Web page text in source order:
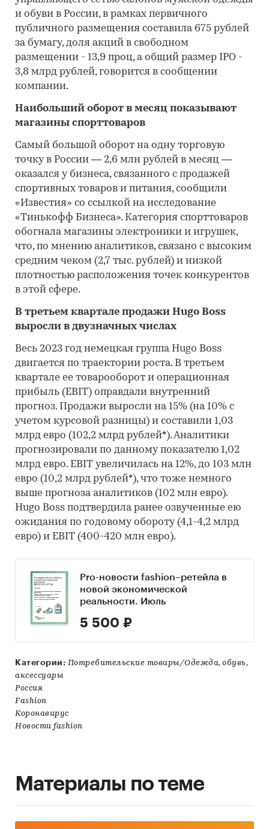
и обуви в России, в рамках первичного
публичного размещения составила 675 рублей
за бумагу, доля акций в свободном
размещении - 13,9 проц, а общий размер IPO -
3,8 млрд рублей, говорится в сообщении
компании.
Наибольший оборот в месяц показывают
магазины спорттоваров
Самый большой оборот на одну торговую
точку в России — 2,6 млн рублей в месяц —
оказался у бизнеса, связанного с продажей
спортивных товаров и питания, сообщили
«Известия» со ссылкой на исследование
«Тинькофф Бизнеса». Категория спорттоваров
обогнала магазины электроники и игрушек,
что, по мнению аналитиков, связано с высоким
средним чеком (2,7 тыс. рублей) и низкой
плотностью расположения точек конкурентов
в этой сфере.
В третьем квартале продажи Hugo Boss
выросли в двузначных числах
Весь 2023 год немецкая группа Hugo Boss
двигается по траектории роста. В третьем
квартале ее товарооборот и операционная
прибыль (EBIT) оправдали внутренний
прогноз. Продажи выросли на 15% (на 10% с
учетом курсовой разницы) и составили 1,03
млрд евро (102,2 млрд рублей*). Аналитики
прогнозировали по данному показателю 1,02
млрд евро. EBIT увеличилась на 12%, до 103 млн
евро (10,2 млрд рублей*), что тоже немного
выше прогноза аналитиков (102 млн евро).
Hugo Boss подтвердила ранее озвученные ею
ожидания по годовому обороту (4,1-4,2 млрд
евро) и EBIT (400-420 млн евро).
Pro-новости fashion–ретейла в
новой экономической
реальности. Июль
5 500 ₽
Категории: Потребительские товары/Одежда, обувь,
аксессуары
Россия
Fashion
Коронавирус
Новости fashion
Материалы по теме